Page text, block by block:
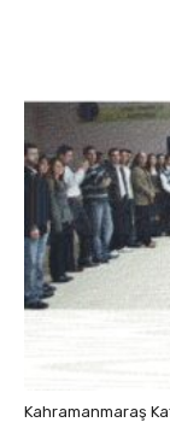
Kahramanmaraş